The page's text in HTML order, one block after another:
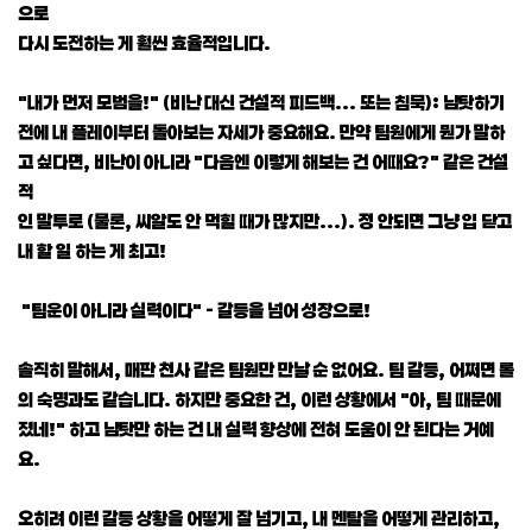
으로
다시 도전하는 게 훨씬 효율적입니다.
"내가 먼저 모범을!" (비난 대신 건설적 피드백... 또는 침묵): 남탓하기
전에 내 플레이부터 돌아보는 자세가 중요해요. 만약 팀원에게 뭔가 말하
고 싶다면, 비난이 아니라 "다음엔 이렇게 해보는 건 어때요?" 같은 건설
적
인 말투로 (물론, 씨알도 안 먹힐 때가 많지만...). 정 안되면 그냥 입 닫고
내 할 일 하는 게 최고!
"팀운이 아니라 실력이다" - 갈등을 넘어 성장으로!
솔직히 말해서, 매판 천사 같은 팀원만 만날 순 없어요. 팀 갈등, 어쩌면 롤
의 숙명과도 같습니다. 하지만 중요한 건, 이런 상황에서 "아, 팀 때문에
졌네!" 하고 남탓만 하는 건 내 실력 향상에 전혀 도움이 안 된다는 거예
요.
오히려 이런 갈등 상황을 어떻게 잘 넘기고, 내 멘탈을 어떻게 관리하고,